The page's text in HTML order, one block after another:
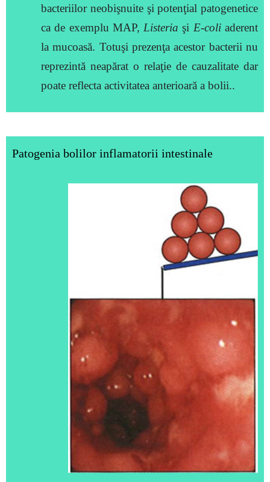
bacteriilor neobişnuite şi potenţial patogenetice
ca de exemplu MAP, Listeriaşi E-coli aderent
la mucoasă. Totuşi prezenţa acestor bacterii nu
reprezintă neapărat o relaţie de cauzalitate dar
poate reflecta activitatea anterioară a bolii..
Patogenia bolilor inflamatorii intestinale